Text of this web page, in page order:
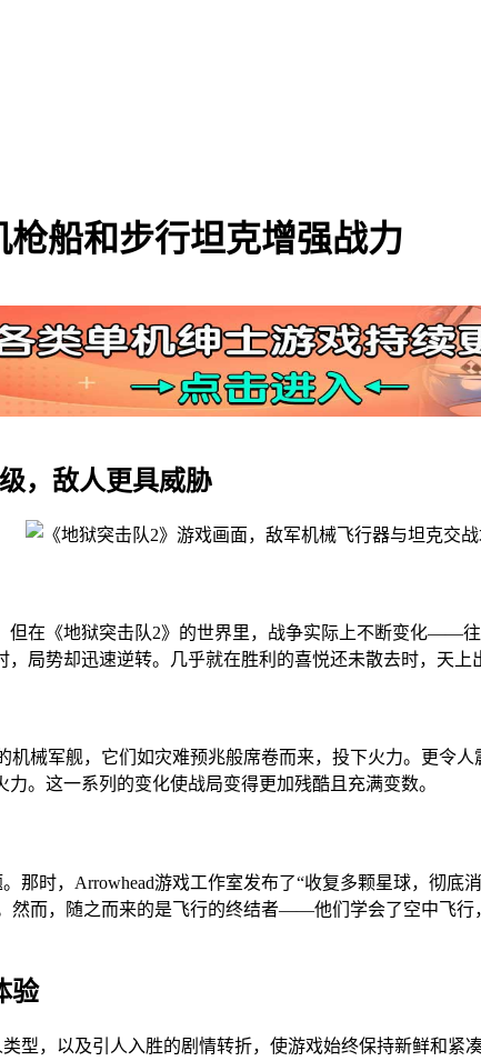
船和步行坦克增强战力
，敌人更具威胁
在《地狱突击队2》的世界里，战争实际上不断变化——
，局势却迅速逆转。几乎就在胜利的喜悦还未散去时，天上
械军舰，它们如灾难预兆般席卷而来，投下火力。更令
。这一系列的变化使战局变得更加残酷且充满变数。
那时，Arrowhead游戏工作室发布了“收复多颗星球，彻
然而，随之而来的是飞行的终结者——他们学会了空中飞
验
型，以及引人入胜的剧情转折，使游戏始终保持新鲜和紧